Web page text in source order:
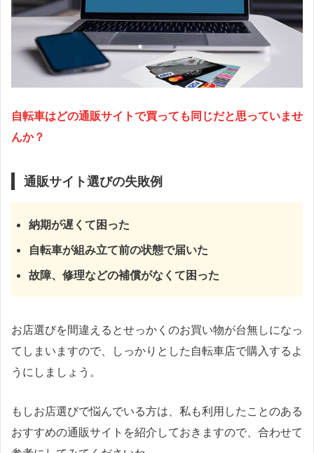
自転車はどの通販サイトで買っても同じだと思っていませ
んか？
通販サイト選びの失敗例
納期が遅くて困った
自転車が組み立て前の状態で届いた
故障、修理などの補償がなくて困った
お店選びを間違えるとせっかくのお買い物が台無しになっ
てしまいますので、しっかりとした自転車店で購入するよ
うにしましょう。
もしお店選びで悩んでいる方は、私も利用したことのある
おすすめの通販サイトを紹介しておきますので、合わせて